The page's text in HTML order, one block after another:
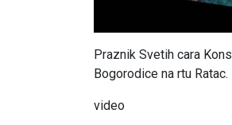
Praznik Svetih cara
Bogorodice na rtu Ratac.
video